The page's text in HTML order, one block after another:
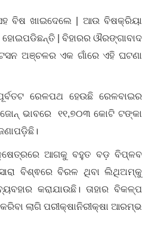
ବିଷ ଖାଇଦେଲେ | ଆଉ ବିଷକ୍ରିୟା
| ବିହାରର ଔରଙ୍ଗାବାଦ
ଅଞ୍ଚଳର ଏକ ଗାଁରେ ଏହି ଘଟଣା
ରେଳପଥ ହେଉଛି ରେଳବାଇର
ଭାବରେ ୧୧,୭୦୩ କୋଟି ଟଙ୍କା
ଆଗକୁ ବହୁତ ବଡ଼ ବିପ୍ଳବ
ବିଶ୍ଵରେ ବିରଳ ଥିବା ଲିଥିଅମ୍‌କୁ
କରାଯାଉଛି। ତାହାର ବିକଳ୍ପ
ଲାଗି ପରୀକ୍ଷାନିରୀକ୍ଷା ଆରମ୍ଭ